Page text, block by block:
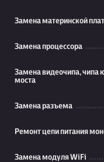
Замена материнской
Замена процессора
Замена видеочипа, чипа
моста
Замена разъема
Ремонт цепи питания
Замена модуля WiFi